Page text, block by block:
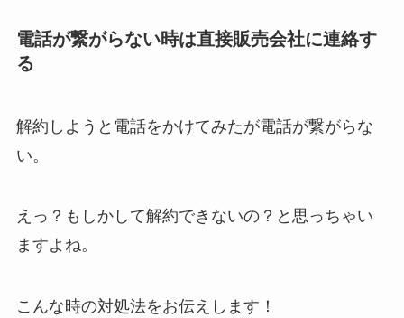
電話が繋がらない時は直接販売会社に連絡す
る
解約しようと電話をかけてみたが電話が繋がらな
い。
えっ？もしかして解約できないの？と思っちゃい
ますよね。
こんな時の対処法をお伝えします！